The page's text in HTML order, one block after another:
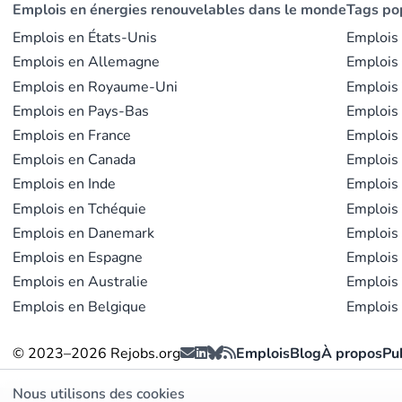
Emplois en énergies renouvelables dans le monde
Emplois en États-Unis
Emplois en Allemagne
Emplois en Royaume-Uni
Emplois en Pays-Bas
Emplois en France
Emplois en Canada
Emplois en Inde
Emplois en Tchéquie
Emplois en Danemark
Emplois en Espagne
Emplois en Australie
Emplois en Belgique
Tags
© 2023–2026 Rejobs.org EmploisBlogÀ propos
Nous utilisons des cookies